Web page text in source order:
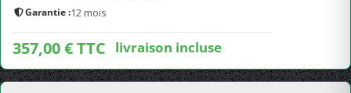
Garantie :12 mois
357,00 € TTC livraison incluse